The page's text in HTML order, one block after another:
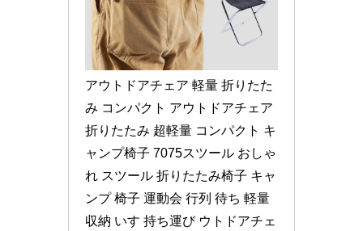
アウトドアチェア 軽量 折りたた
み コンパクト アウトドアチェア
折りたたみ 超軽量 コンパクト キ
ャンプ椅子 7075スツール おしゃ
れ スツール 折りたたみ椅子 キャ
ンプ 椅子 運動会 行列 待ち 軽量
収納 いす 持ち運び ウトドアチェ